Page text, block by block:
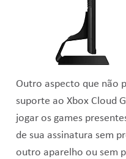
Outro aspecto que não
suporte ao Xbox Cloud
jogar os games
de sua assinatura sem
outro aparelho ou sem